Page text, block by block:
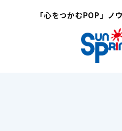
「心をつかむPOP」ノ